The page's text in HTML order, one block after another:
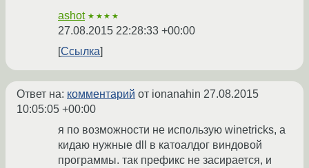
ashot ★★★★
27.08.2015 22:28:33 +00:00
Ссылка
Ответ на: комментарий от ionanahin 27.08.2015
10:05:05 +00:00
я по возможности не использую winetricks, а
кидаю нужные dll в катоалдог виндовой
программы. так префикс не засирается, и